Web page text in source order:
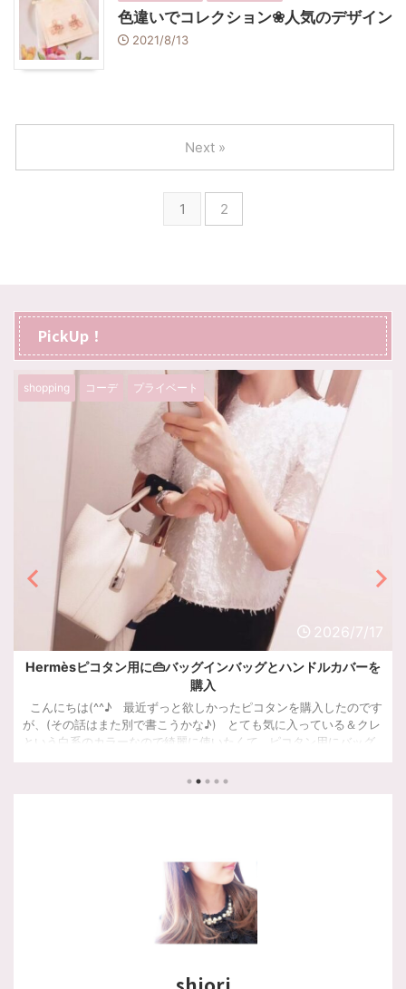
色違いでコレクション❀人気のデザイン
2021/8/13
1 2
Next »
PickUp！
レ
グルメ プライベート 旅行
2026/
好きなフレーバーを詰め合わせ♬ハワイ定番土産のホノル
ハワイ土産で人気のホノルルクッキー。好きなフレーバーを詰め
わせできるアラカルトステーションについてご紹介しています。